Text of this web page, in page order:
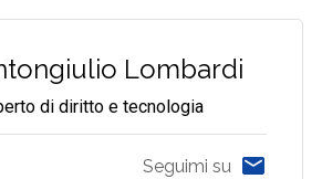
Lombardi
di diritto e tecnologia
Seguimi su